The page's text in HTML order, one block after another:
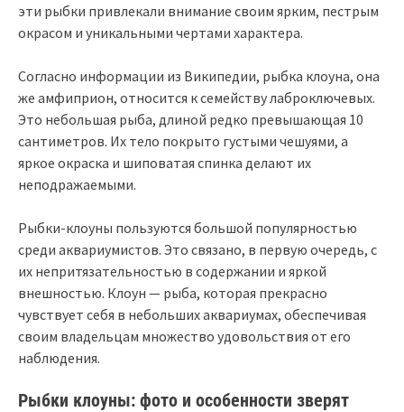
эти рыбки привлекали внимание своим ярким, пестрым
окрасом и уникальными чертами характера.
Согласно информации из Википедии, рыбка клоуна, она
же амфиприон, относится к семейству лаброключевых.
Это небольшая рыба, длиной редко превышающая 10
сантиметров. Их тело покрыто густыми чешуями, а
яркое окраска и шиповатая спинка делают их
неподражаемыми.
Рыбки-клоуны пользуются большой популярностью
среди аквариумистов. Это связано, в первую очередь, с
их непритязательностью в содержании и яркой
внешностью. Клоун — рыба, которая прекрасно
чувствует себя в небольших аквариумах, обеспечивая
своим владельцам множество удовольствия от его
наблюдения.
Рыбки клоуны: фото и особенности зверят